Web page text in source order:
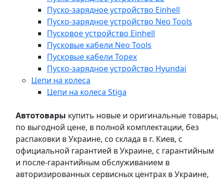
Пуско-зарядное устройство Einhell
Пуско-зарядное устройство Neo Tools
Пусковое устройство Einhell
Пусковые кабели Neo Tools
Пусковые кабели Topex
Пуско-зарядное устройство Hyundai
Цепи на колеса
Цепи на колеса Stiga
Автотовары купить новые и оригинальные товары,
по выгодной цене, в полной комплектации, без
распаковки в Украине, со склада в г. Киев, с
официальной гарантией в Украине, с гарантийным
и после-гарантийным обслуживанием в
авторизированных сервисных центрах в Украине,